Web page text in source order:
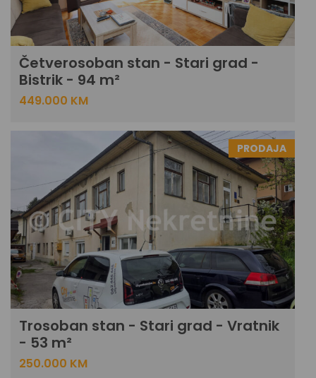
Četverosoban stan - Stari grad -
Bistrik - 94 m²
449.000 KM
PRODAJA
Trosoban stan - Stari grad - Vratnik
- 53 m²
250.000 KM